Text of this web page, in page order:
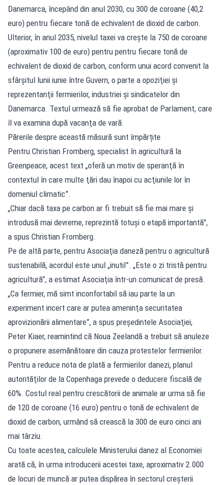
Danemarca, începând din anul 2030, cu 300 de coroane (40,2
euro) pentru fiecare tonă de echivalent de dioxid de carbon.
Ulterior, în anul 2035, nivelul taxei va creşte la 750 de coroane
(aproximativ 100 de euro) pentru pentru fiecare tonă de
echivalent de dioxid de carbon, conform unui acord convenit la
sfârșitul lunii iunie între Guvern, o parte a opoziţiei şi
reprezentanţii fermierilor, industriei şi sindicatelor din
Danemarca. Textul urmează să fie aprobat de Parlament, care
îl va examina după vacanţa de vară.
Părerile despre această măsură sunt împărțite
Pentru Christian Fromberg, specialist în agricultură la
Greenpeace, acest text „oferă un motiv de speranţă în
contextul în care multe ţări dau înapoi cu acţiunile lor în
domeniul climatic”.
„Chiar dacă taxa pe carbon ar fi trebuit să fie mai mare şi
introdusă mai devreme, reprezintă totuşi o etapă importantă”,
a spus Christian Fromberg.
Pe de altă parte, pentru Asociaţia daneză pentru o agricultură
sustenabilă, acordul este unul „inutil”. „Este o zi tristă pentru
agricultură”, a estimat Asociaţia într-un comunicat de presă.
„Ca fermier, mă simt inconfortabil să iau parte la un
experiment incert care ar putea ameninţa securitatea
aprovizionării alimentare”, a spus preşedintele Asociaţiei,
Peter Kiaer, reamintind că Noua Zeelandă a trebuit să anuleze
o propunere asemănătoare din cauza protestelor fermierilor.
Pentru a reduce nota de plată a fermierilor danezi, planul
autorităţilor de la Copenhaga prevede o deducere fiscală de
60%. Costul real pentru crescătorii de animale ar urma să fie
de 120 de coroane (16 euro) pentru o tonă de echivalent de
dioxid de carbon, urmând să crească la 300 de euro cinci ani
mai târziu.
Cu toate acestea, calculele Ministerului danez al Economiei
arată că, în urma introducerii acestei taxe, aproximativ 2.000
de locuri de muncă ar putea dispărea în sectorul creşterii